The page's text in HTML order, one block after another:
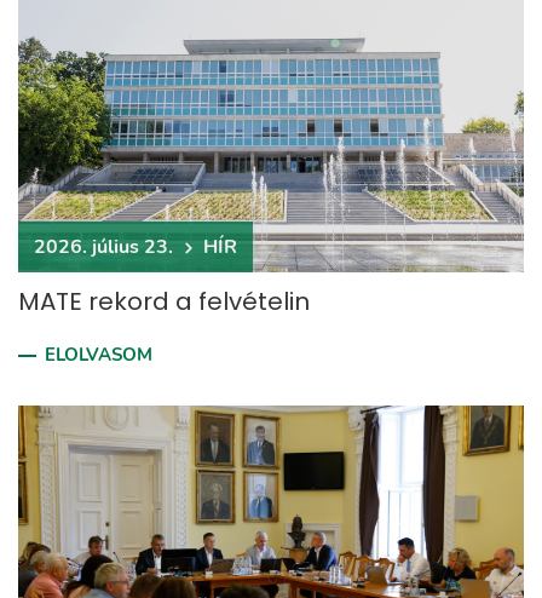
2026. július 23. HÍR
MATE rekord a felvételin
ELOLVASOM